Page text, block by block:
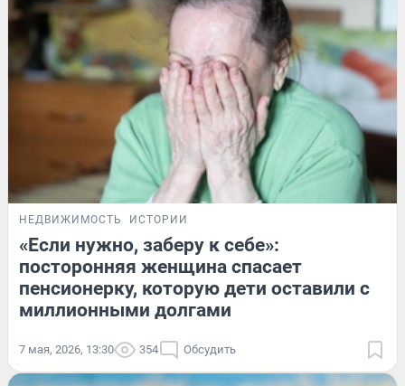
НЕДВИЖИМОСТЬ ИСТОРИИ
«Если нужно, заберу к себе»:
посторонняя женщина спасает
пенсионерку, которую дети оставили с
миллионными долгами
7 мая, 2026, 13:30 354 Обсудить